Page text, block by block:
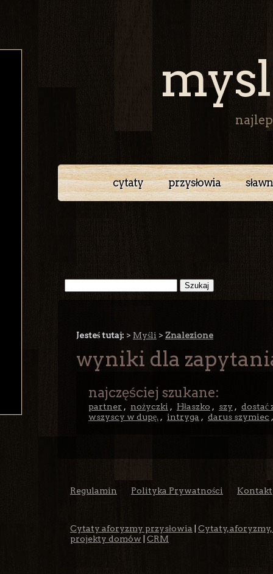
cytaty przysłowia
Jesteś tutaj: > Myśli > Znalezione
wyniki dla
najczęściej szukane:
partner , nożyczki , Hłaszko , szy , dostać
wszyscy w dupę. , intryga , darus szymiec
Regulamin Polityka Prywatności Kontakt
Cytaty aforyzmy przysłowia
Cytaty,
projekty domów
CRM